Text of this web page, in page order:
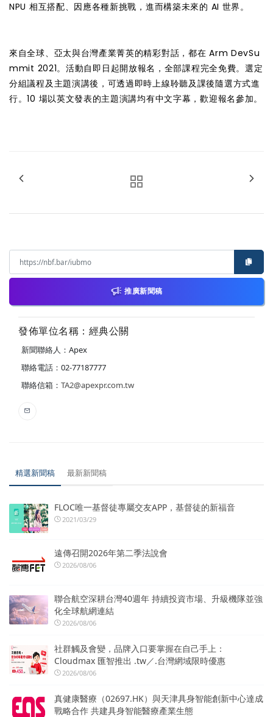
NPU 相互搭配、因應各種新挑戰，進而構築未來的 AI 世界。
來自全球、亞太與台灣產業菁英的精彩對話，都在Arm DevSu
mmit 2021。活動自即日起開放報名，全部課程完全免費。選定
分組議程及主題演講後，可透過即時上線聆聽及課後隨選方式進
行。10 場以英文發表的主題演講均有中文字幕，歡迎報名參加。
推廣新聞稿
發佈單位名稱：經典公關
新聞聯絡人：Apex
聯絡電話：02-77187777
聯絡信箱： TA2@apexpr.com.tw
精選新聞稿 最新新聞稿
FLOC唯一基督徒專屬交友APP，基督徒的新福音
2021/03/29
遠傳召開2026年第二季法說會
2026/08/06
聯合航空深耕台灣40週年 持續投資市場、升級機隊並強
化全球航網連結
2026/08/06
社群觸及會變，品牌入口要掌握在自己手上：
Cloudmax 匯智推出 .tw／.台灣網域限時優惠
2026/08/06
真健康醫療（02697.HK）與天津具身智能創新中心達成
戰略合作 共建具身智能醫療產業生態